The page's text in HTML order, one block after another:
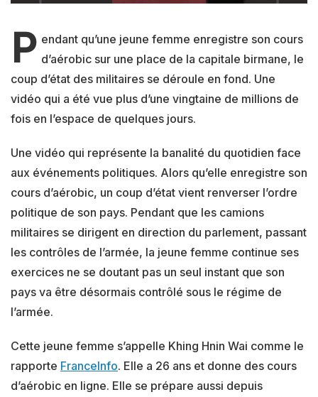
P endant qu’une jeune femme enregistre son cours
d’aérobic sur une place de la capitale birmane, le
coup d’état des militaires se déroule en fond. Une
vidéo qui a été vue plus d’une vingtaine de millions de
fois en l’espace de quelques jours.
Une vidéo qui représente la banalité du quotidien face
aux événements politiques. Alors qu’elle enregistre son
cours d’aérobic, un coup d’état vient renverser l’ordre
politique de son pays. Pendant que les camions
militaires se dirigent en direction du parlement, passant
les contrôles de l’armée, la jeune femme continue ses
exercices ne se doutant pas un seul instant que son
pays va être désormais contrôlé sous le régime de
l’armée.
Cette jeune femme s’appelle Khing Hnin Wai comme le
rapporte FranceInfo. Elle a 26 ans et donne des cours
d’aérobic en ligne. Elle se prépare aussi depuis